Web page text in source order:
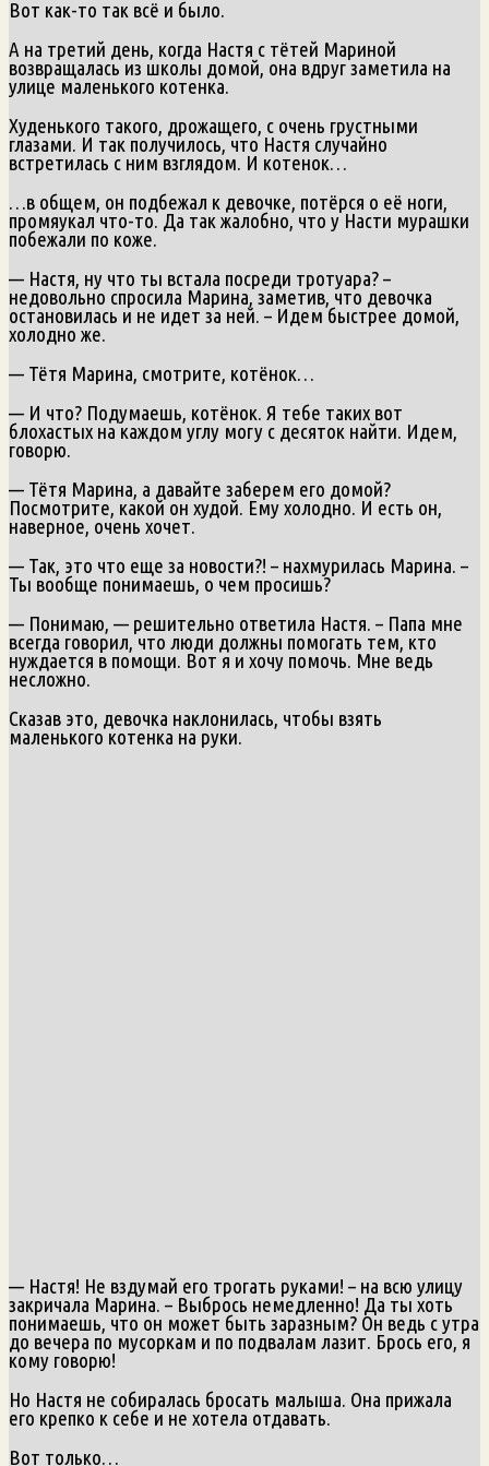
Вот как-то так всё и было.
А на третий день, когда Настя с тётей Мариной
возвращалась из школы домой, она вдруг заметила на
улице маленького котенка.
Худенького такого, дрожащего, с очень грустными
глазами. И так получилось, что Настя случайно
встретилась с ним взглядом. И котенок…
…в общем, он подбежал к девочке, потёрся о её ноги,
промяукал что-то. Да так жалобно, что у Насти мурашки
побежали по коже.
— Настя, ну что ты встала посреди тротуара? –
недовольно спросила Марина, заметив, что девочка
остановилась и не идет за ней. – Идем быстрее домой,
холодно же.
— Тётя Марина, смотрите, котёнок…
— И что? Подумаешь, котёнок. Я тебе таких вот
блохастых на каждом углу могу с десяток найти. Идем,
говорю.
— Тётя Марина, а давайте заберем его домой?
Посмотрите, какой он худой. Ему холодно. И есть он,
наверное, очень хочет.
— Так, это что еще за новости?! – нахмурилась Марина. –
Ты вообще понимаешь, о чем просишь?
— Понимаю, — решительно ответила Настя. – Папа мне
всегда говорил, что люди должны помогать тем, кто
нуждается в помощи. Вот я и хочу помочь. Мне ведь
несложно.
Сказав это, девочка наклонилась, чтобы взять
маленького котенка на руки.
— Настя! Не вздумай его трогать руками! – на всю улицу
закричала Марина. – Выбрось немедленно! Да ты хоть
понимаешь, что он может быть заразным? Он ведь с утра
до вечера по мусоркам и по подвалам лазит. Брось его, я
кому говорю!
Но Настя не собиралась бросать малыша. Она прижала
его крепко к себе и не хотела отдавать.
Вот только…